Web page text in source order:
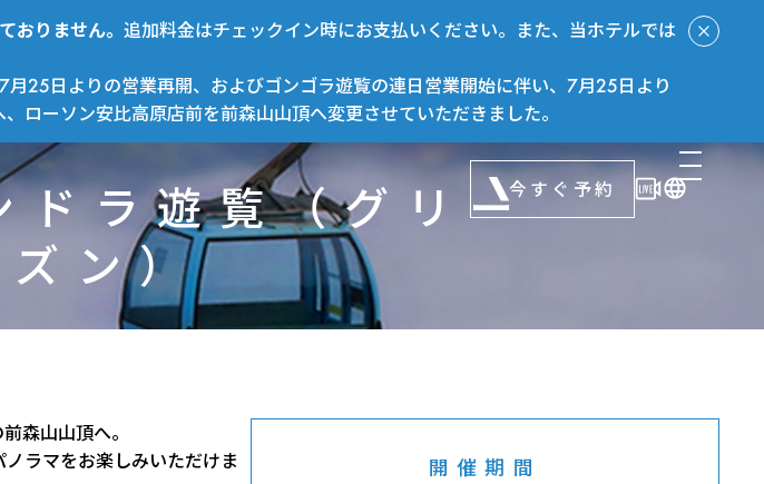
おりません。追加料金はチェックイン時にお支払いください。また、当ホテルでは
月25日よりの営業再開、およびゴンゴラ遊覧の連日営業開始に伴い、7月25日より
ーソン安比高原店前を前森山山頂へ変更させていただきました。
今すぐ予約
ラ遊覧（グリー
ズン）
APPI
森山山頂へ。
ラマをお楽しみいただけま
開催期間